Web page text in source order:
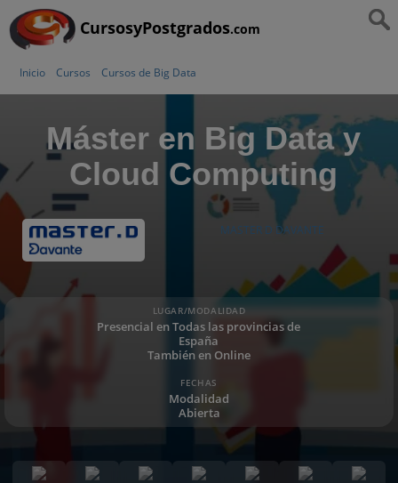
CursosyPostgrados.com
Inicio Cursos Cursos de Big Data
Máster en Big Data y
Cloud Computing
MASTER D DAVANTE
LUGAR/MODALIDAD
Presencial en Todas las provincias de
España
También en Online
FECHAS
Modalidad
Abierta